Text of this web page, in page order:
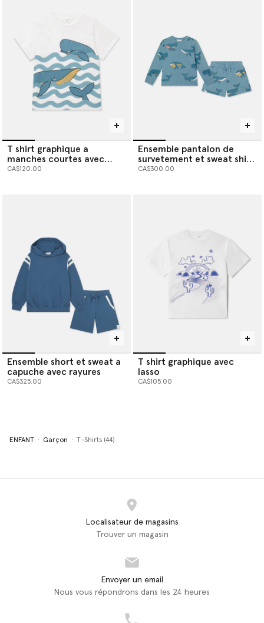
T shirt graphique a
manches courtes avec
baleine
CA$120.00
Ensemble pantalon de
survetement et sweat shirt
avec imprime baleine
CA$300.00
Ensemble short et sweat a
capuche avec rayures
CA$325.00
T shirt graphique avec
lasso
CA$105.00
ENFANT Garçon T-Shirts (44)
Localisateur de magasins
Trouver un magasin
Envoyer un email
Nous vous répondrons dans les 24 heures